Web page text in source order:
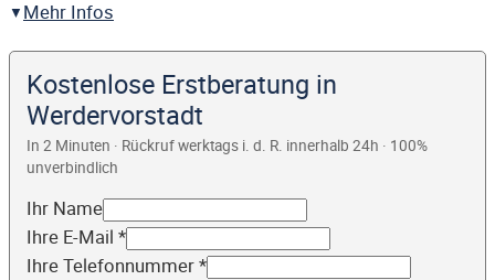
Mehr Infos
Kostenlose Erstberatung in
Werdervorstadt
In 2 Minuten · Rückruf werktags i. d. R. innerhalb 24h · 100%
unverbindlich
Ihr Name
Ihre E-Mail *
Ihre Telefonnummer*